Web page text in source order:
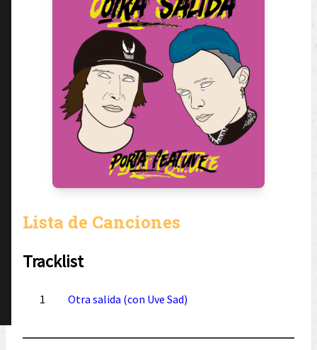
Lista de Canciones
Tracklist
1 Otra salida (con Uve Sad)